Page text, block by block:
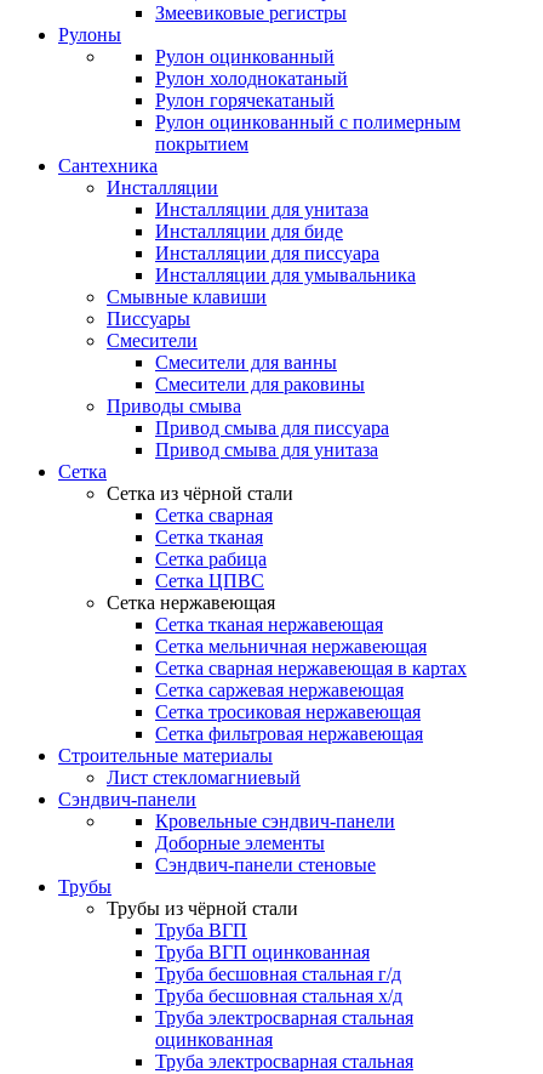
Змеевиковые регистры
Рулоны
Рулон оцинкованный
Рулон холоднокатаный
Рулон горячекатаный
Рулон оцинкованный с полимерным
покрытием
Сантехника
Инсталляции
Инсталляции для унитаза
Инсталляции для биде
Инсталляции для писсуара
Инсталляции для умывальника
Смывные клавиши
Писсуары
Смесители
Смесители для ванны
Смесители для раковины
Приводы смыва
Привод смыва для писсуара
Привод смыва для унитаза
Сетка
Сетка из чёрной стали
Сетка сварная
Сетка тканая
Сетка рабица
Сетка ЦПВС
Сетка нержавеющая
Сетка тканая нержавеющая
Сетка мельничная нержавеющая
Сетка сварная нержавеющая в картах
Сетка саржевая нержавеющая
Сетка тросиковая нержавеющая
Сетка фильтровая нержавеющая
Строительные материалы
Лист стекломагниевый
Сэндвич-панели
Кровельные сэндвич-панели
Доборные элементы
Сэндвич-панели стеновые
Трубы
Трубы из чёрной стали
Труба ВГП
Труба ВГП оцинкованная
Труба бесшовная стальная г/д
Труба бесшовная стальная х/д
Труба электросварная стальная
оцинкованная
Труба электросварная стальная